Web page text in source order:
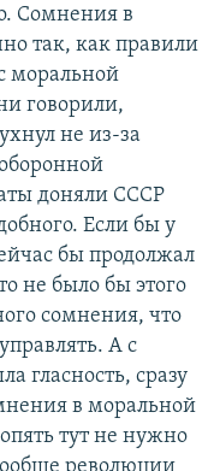
Сомнения в
так, как правили
моральной
говорили,
не из-за
доняли СССР
Если бы у
бы продолжал
не было бы этого
сомнения, что
А с
гласность, сразу
в моральной
тут не нужно